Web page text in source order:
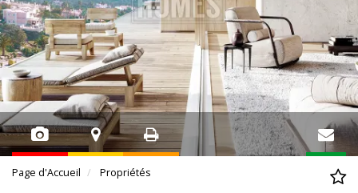
Page d'Accueil Propriétés